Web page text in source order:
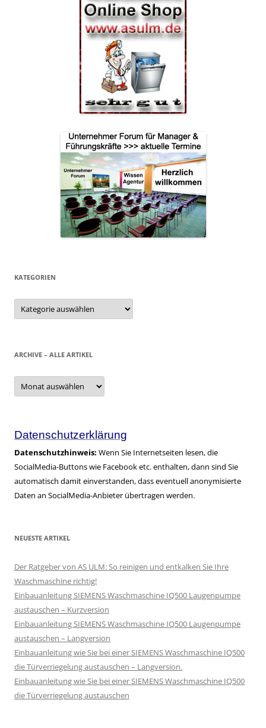
KATEGORIEN
Kategorien
ARCHIVE – ALLE ARTIKEL
Archive
alle
Datenschutzerklärung
Datenschutzhinweis: Wenn Sie Internetseiten lesen, die
SocialMedia-Buttons wie Facebook etc. enthalten, dann sind Sie
automatisch damit einverstanden, dass eventuell anonymisierte
Daten an SocialMedia-Anbieter übertragen werden.
NEUESTE ARTIKEL
Der Ratgeber von AS ULM: So reinigen und entkalken Sie Ihre
Waschmaschine richtig!
Einbauanleitung SIEMENS Waschmaschine IQ500 Laugenpumpe
austauschen – Kurzversion
Einbauanleitung SIEMENS Waschmaschine IQ500 Laugenpumpe
austauschen – Langversion
Einbauanleitung wie Sie bei einer SIEMENS Waschmaschine IQ500
die Türverriegelung austauschen – Langversion.
Einbauanleitung wie Sie bei einer SIEMENS Waschmaschine IQ500
die Türverriegelung austauschen